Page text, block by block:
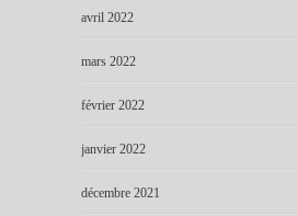
avril 2022
mars 2022
février 2022
janvier 2022
décembre 2021